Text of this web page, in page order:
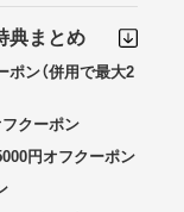
典まとめ
ポン（併用で最大2
フクーポン
円オフクーポン